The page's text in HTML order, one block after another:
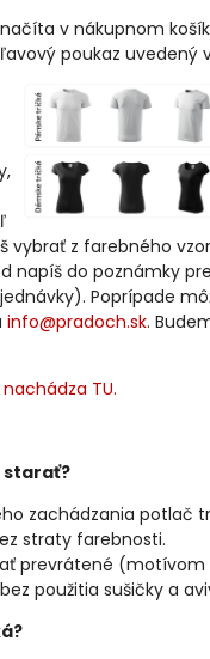
v nákupnom
poukaz uvedený
vybrať z farebného
napíš do poznámky
Poprípade
info@pradoch.sk.
TU.
starať?
zachádzania potlač
straty farebnosti.
prevrátené (motívom
použitia sušičky a